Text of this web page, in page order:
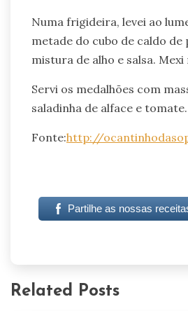
Numa frigideira, levei ao
metade do cubo de caldo de
mistura de alho e salsa.
Servi os medalhões com
saladinha de alface e tomate.
Fonte:http://
Partilhe as nossas
Related Posts